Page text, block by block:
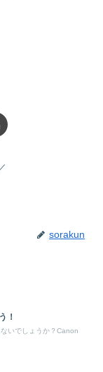
sorakun
！
いでしょうか？Canon